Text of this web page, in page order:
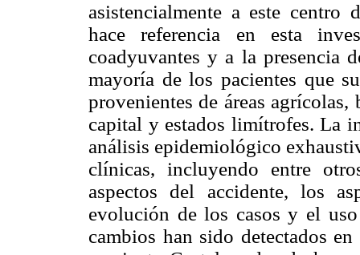
asistencialmente a este centro
hace referencia en esta
coadyuvantes y a la presencia
mayoría de los pacientes que
provenientes de áreas
capital y estados limítrofes. La
análisis epidemiológico
clínicas, incluyendo entre
aspectos del accidente, los
evolución de los casos y el
cambios han sido detectados